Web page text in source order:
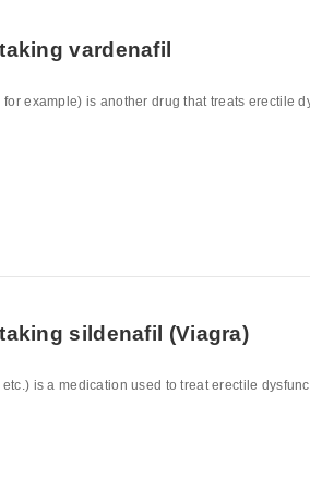
vardenafil
example) is another drug that treats erectile
sildenafil (Viagra)
is a medication used to treat erectile